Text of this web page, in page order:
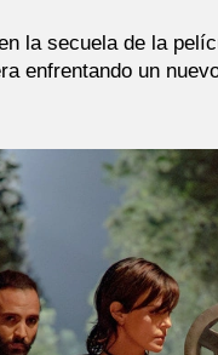
la secuela de la
enfrentando un